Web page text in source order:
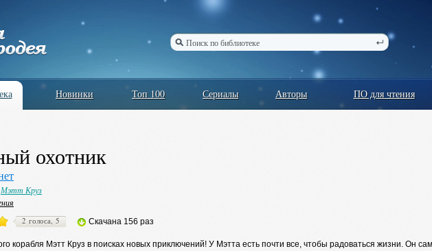
Новинки Топ 100 Сериалы Авторы ПО для чтения
охотник
Мэтт Круз
2 голоса, 5 Скачана 156 раз
корабля Мэтт Круз в поисках новых приключений! У Мэтта есть почти все, чтобы радоваться жизни. Он